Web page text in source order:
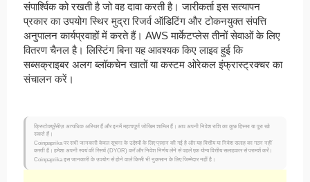
संपार्श्विक को रखती है जो वह दावा करती है। जारीकर्ता इस सत्यापन
प्रकार का उपयोग स्थिर मुद्रा रिजर्व ऑडिटिंग और टोकनयुक्त संपत्ति
अनुपालन कार्यप्रवाहों में करते हैं। AWS मार्केटप्लेस तीनों सेवाओं के लिए
वितरण चैनल है। लिस्टिंग बिना यह आवश्यक किए लाइव हुई कि
सब्सक्राइबर अलग ब्लॉकचेन खातों या कस्टम ओरेकल इंफ्रास्ट्रक्चर का
संचालन करें।
क्रिप्टोक्यूरेंसीज़ अत्यधिक अस्थिर हैं और इनमें महत्वपूर्ण जोखिम शामिल हैं। आप अपनी निवेश राशि का कुछ हिस्सा या पूरा खो
सकते हैं।
Coinpaprika पर सभी जानकारी केवल सूचना के उद्देश्यों के लिए प्रदान की गई है और यह वित्तीय या निवेश सलाह का गठन नहीं
करती है। हमेशा अपनी स्वयं की रिसर्च (DYOR) करें और निवेश निर्णय लेने से पहले एक योग्य वित्तीय सलाहकार से परामर्श करें।
Coinpaprika इस जानकारी के उपयोग से होने वाले किसी भी नुकसान के लिए जिम्मेदार नहीं है।